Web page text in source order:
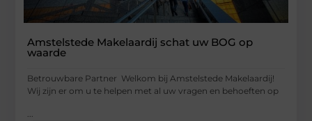
Amstelstede Makelaardij schat uw BOG op
waarde
Betrouwbare Partner Welkom bij Amstelstede Makelaardij!
Wij zijn er om u te helpen met al uw vragen en behoeften op